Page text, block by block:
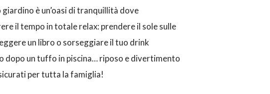
è un’oasi di tranquillità dove
il tempo in totale relax: prendere il sole sulle
un libro o sorseggiare il tuo drink
dopo un tuffo in piscina… riposo e divertimento
per tutta la famiglia!